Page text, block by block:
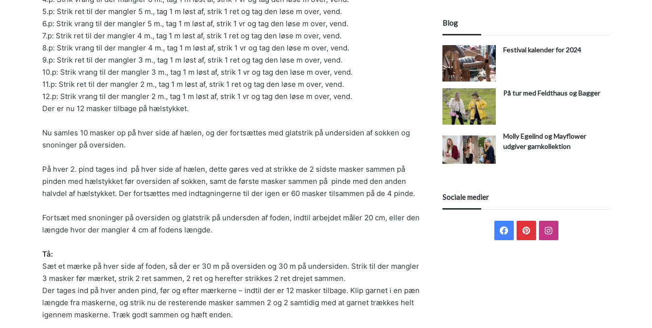
5.p: Strik ret til der mangler 5 m., tag 1 m løst af, strik 1 ret og tag den løse m over, vend.
6.p: Strik vrang til der mangler 5 m., tag 1 m løst af, strik 1 vr og tag den løse m over, vend.
7.p: Strik ret til der mangler 4 m., tag 1 m løst af, strik 1 ret og tag den løse m over, vend.
8.p: Strik vrang til der mangler 4 m., tag 1 m løst af, strik 1 vr og tag den løse m over, vend.
9.p: Strik ret til der mangler 3 m., tag 1 m løst af, strik 1 ret og tag den løse m over, vend.
10.p: Strik vrang til der mangler 3 m., tag 1 m løst af, strik 1 vr og tag den løse m over, vend.
11.p: Strik ret til der mangler 2 m., tag 1 m løst af, strik 1 ret og tag den løse m over, vend.
12.p: Strik vrang til der mangler 2 m., tag 1 m løst af, strik 1 vr og tag den løse m over, vend.
Der er nu 12 masker tilbage på hælstykket.
Nu samles 10 masker op på hver side af hælen, og der fortsættes med glatstrik på undersiden af sokken og
snoninger på oversiden.
På hver 2. pind tages ind på hver side af hælen, dette gøres ved at strikke de 2 sidste masker sammen på
pinden med hælstykket før oversiden af sokken, samt de første masker sammen på pinde med den anden
halvdel af hælstykket. Der fortsættes med indtagningerne til der igen er 60 masker tilsammen på de 4 pinde.
Fortsæt med snoninger på oversiden og glatstrik på undersden af foden, indtil arbejdet måler 20 cm, eller den
længde hvor der mangler 4 cm af fodens længde.
Tå:
Sæt et mærke på hver side af foden, så der er 30 m på oversiden og 30 m på undersiden. Strik til der mangler
3 masker før mærket, strik 2 ret sammen, 2 ret og herefter strikkes 2 ret drejet sammen.
Der tages ind på hver anden pind, før og efter mærkerne – indtil der er 12 masker tilbage. Klip garnet i en pæn
længde fra maskerne, og strik nu de resterende masker sammen 2 og 2 samtidig med at garnet trækkes helt
igennem maskerne. Træk godt sammen og hæft enden.
Blog
Festival kalender for 2024
På tur med Feldthaus og Bagger
Molly Egelind og Mayflower
udgiver garnkollektion
Sociale medier
F
P
I